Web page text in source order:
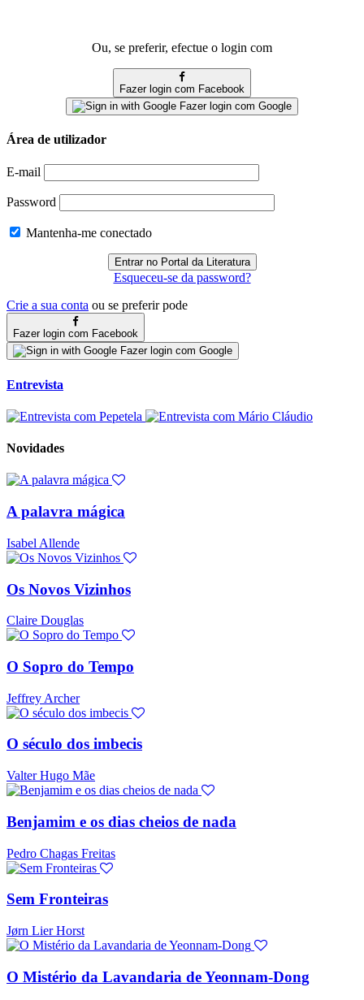
Ou, se preferir, efectue o login com
Fazer login com Facebook
Fazer login com Google
Área de utilizador
E-mail
Password
Mantenha-me conectado
Esqueceu-se da password?
Crie a sua conta ou se preferir pode
Fazer login com Facebook
Fazer login com Google
Entrevista
Novidades
A palavra mágica
Isabel Allende
Os Novos Vizinhos
Claire Douglas
O Sopro do Tempo
Jeffrey Archer
O século dos imbecis
Valter Hugo Mãe
Benjamim e os dias cheios de nada
Pedro Chagas Freitas
Sem Fronteiras
Jørn Lier Horst
O Mistério da Lavandaria de Yeonnam-Dong